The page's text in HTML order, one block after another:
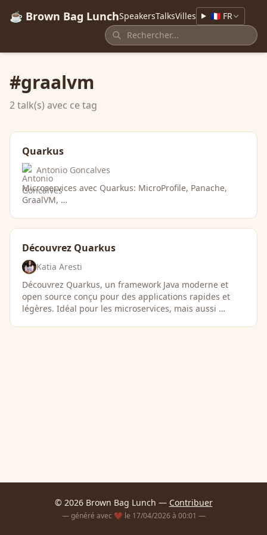
☕ Brown Bag LunchSpeakersTalksVilles 🇫🇷 FR
#graalvm
2 talk(s) avec ce tag
Quarkus
Antonio Goncalves
Microservices avec Quarkus: MicroProfile, Panache,
GraalVM, …
Découvrez Quarkus
Katia Aresti
Découvrez Quarkus, un framework Java moderne et
open source conçu pour des applications rapides et
légères. Idéal pour les microservices, mais aussi …
© 2026 Brown Bag Lunch — Contribuer
— généré avec ❤️ le 17/04/2026 à 00:01 —